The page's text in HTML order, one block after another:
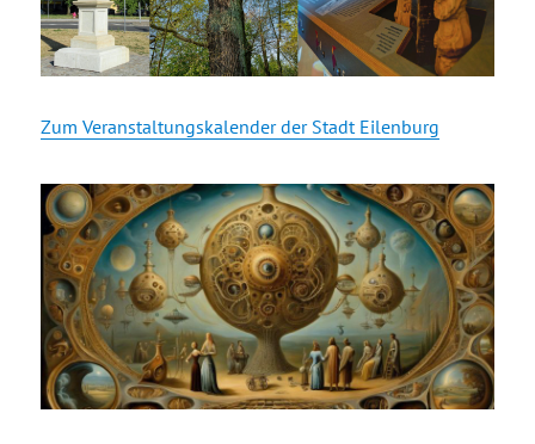
Zum Veranstaltungskalender der Stadt Eilenburg